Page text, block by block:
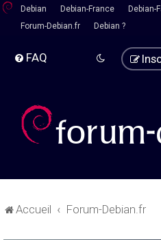
Debian Debian-France Debian-
Forum-Debian.fr
Debian ?
FAQ
Accueil Forum-Debian.fr